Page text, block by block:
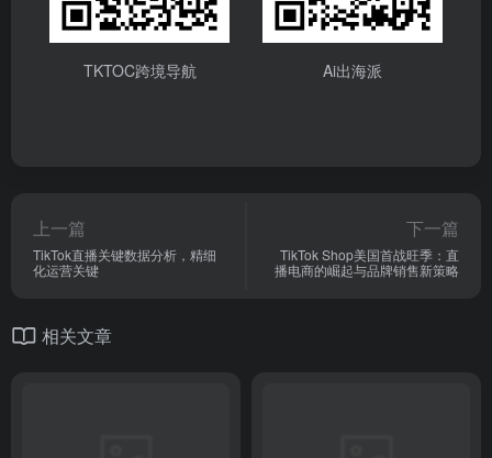
TKTOC跨境导航 Ai出海派
上一篇
TikTok直播关键数据分析，精细
化运营关键
下一篇
TikTok Shop美国首战旺季：直
播电商的崛起与品牌销售新策略
相关文章